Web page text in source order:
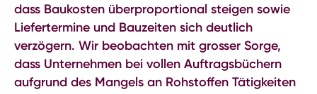
dass Baukosten überproportional steigen sowie
Liefertermine und Bauzeiten sich deutlich
verzögern. Wir beobachten mit grosser Sorge,
dass Unternehmen bei vollen Auftragsbüchern
aufgrund des Mangels an Rohstoffen Tätigkeiten